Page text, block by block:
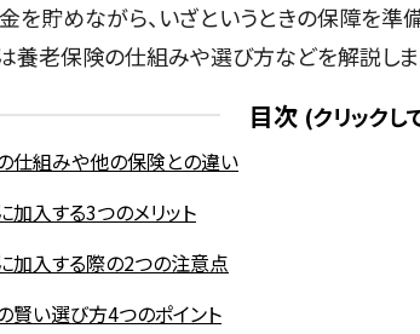
を貯めながら、いざというときの保障を準
養老保険の仕組みや選び方などを解説しま
目次
仕組みや他の保険との違い
加入する3つのメリット
加入する際の2つの注意点
賢い選び方4つのポイント